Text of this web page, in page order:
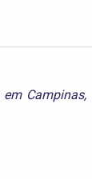
Campinas,